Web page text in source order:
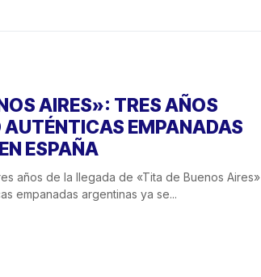
AIRES»: TRES AÑOS
AUTÉNTICAS EMPANADAS
ESPAÑA
años de la llegada de «Tita de Buenos Aires»
empanadas argentinas ya se...